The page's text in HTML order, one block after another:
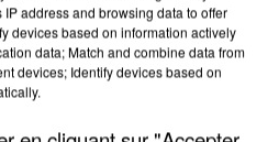
address and browsing data to offer
devices based on information actively
data; Match and combine data from
devices; Identify devices based on